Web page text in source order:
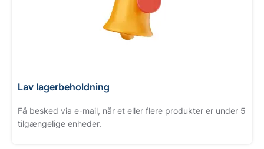
Lav lagerbeholdning
Få besked via e-mail, når et eller flere produkter er under 5
tilgængelige enheder.